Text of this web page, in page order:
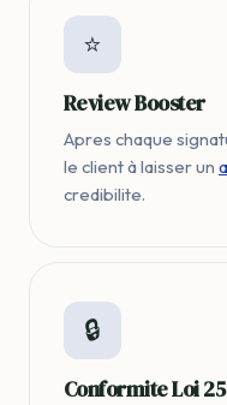
⭐
Review Booster
Apres chaque
le client à laisser un
credibilite.
🔒
Conformite Loi